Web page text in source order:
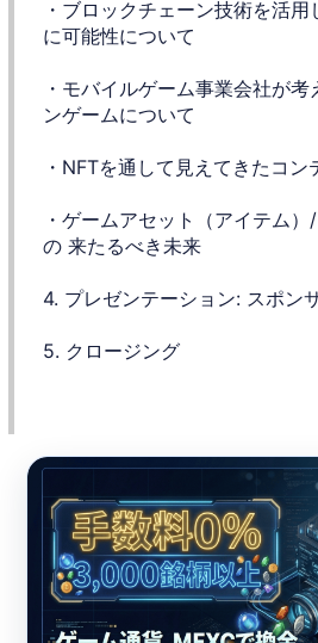
・ブロックチェーン技術を活
に可能性について
・モバイルゲーム事業会社が
ンゲームについて
・NFTを通して見えてきたコン
・ゲームアセット（アイテム
の 来たるべき未来
4. プレゼンテーション: スポン
5. クロージング